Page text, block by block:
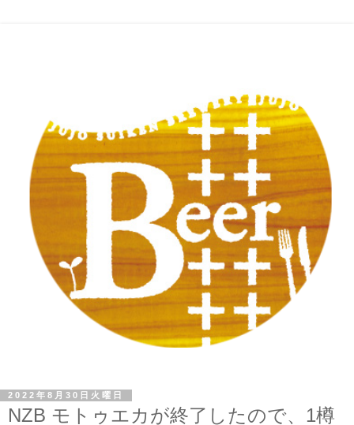
2022年8月30日火曜日
NZB モトゥエカが終了したので、1樽